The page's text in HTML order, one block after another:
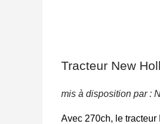
Tracteur New
mis à disposition par :
Avec 270ch, le